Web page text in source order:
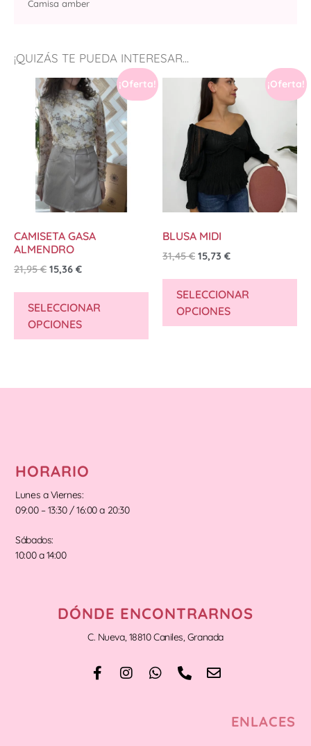
¡QUIZÁS TE PUEDA INTERESAR...
¡Oferta!
CAMISETA GASA
ALMENDRO
21,95€ 15,36 €
SELECCIONAR
OPCIONES
¡Oferta!
BLUSA MIDI
31,45€ 15,73 €
SELECCIONAR
OPCIONES
Camisa amber
HORARIO
Lunes a Viernes:
09:00 – 13:30 / 16:00 a 20:30
Sábados:
10:00 a 14:00
DÓNDE ENCONTRARNOS
C. Nueva, 18810 Caniles, Granada
ENLACES